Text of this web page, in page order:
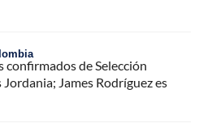
confirmados de Selección
James Rodríguez es